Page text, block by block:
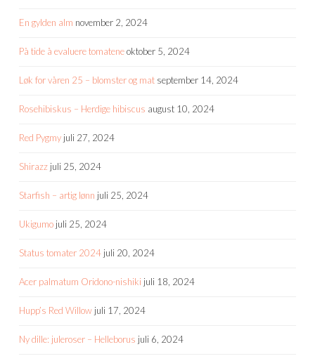
En gylden alm november 2, 2024
På tide å evaluere tomateneoktober 5, 2024
Løk for våren 25 – blomster og mat september 14, 2024
Rosehibiskus – Herdige hibiscus august 10, 2024
Red Pygmy juli 27, 2024
Shirazz juli 25, 2024
Starfish – artig lønn juli 25, 2024
Ukigumo juli 25, 2024
Status tomater 2024 juli 20, 2024
Acer palmatum Oridono-nishiki juli 18, 2024
Hupp’s Red Willow juli 17, 2024
Ny dille: juleroser – Helleborus juli 6, 2024